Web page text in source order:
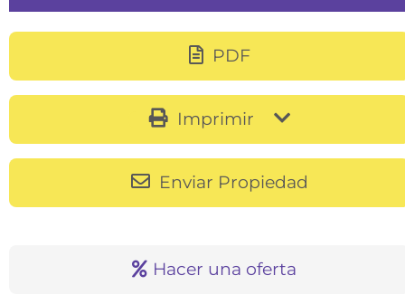
PDF
Imprimir
Enviar Propiedad
Hacer una oferta